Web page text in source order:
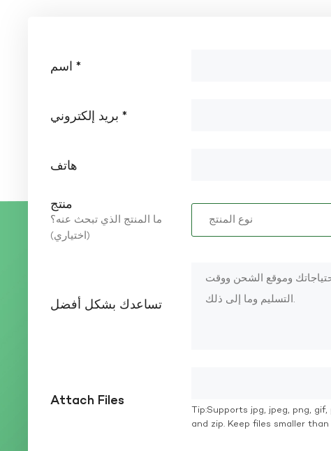
الصناعة الكهروضوئية
اسم *
بريد إلكتروني *
هاتف
منتج
ما المنتج الذي تبحث عنه؟
(اختياري)
تساعدك بشكل أفضل
Attach Files
Tip:Supports jpg, jpeg, png,
and zip. Keep files smaller than